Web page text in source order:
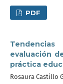
PDF
evaluación
práctica
Rosaura Castillo